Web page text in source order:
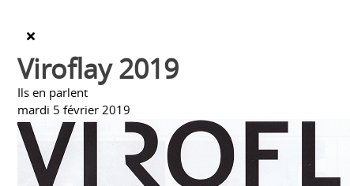
Viroflay 2019
Ils en parlent
mardi 5 février 2019